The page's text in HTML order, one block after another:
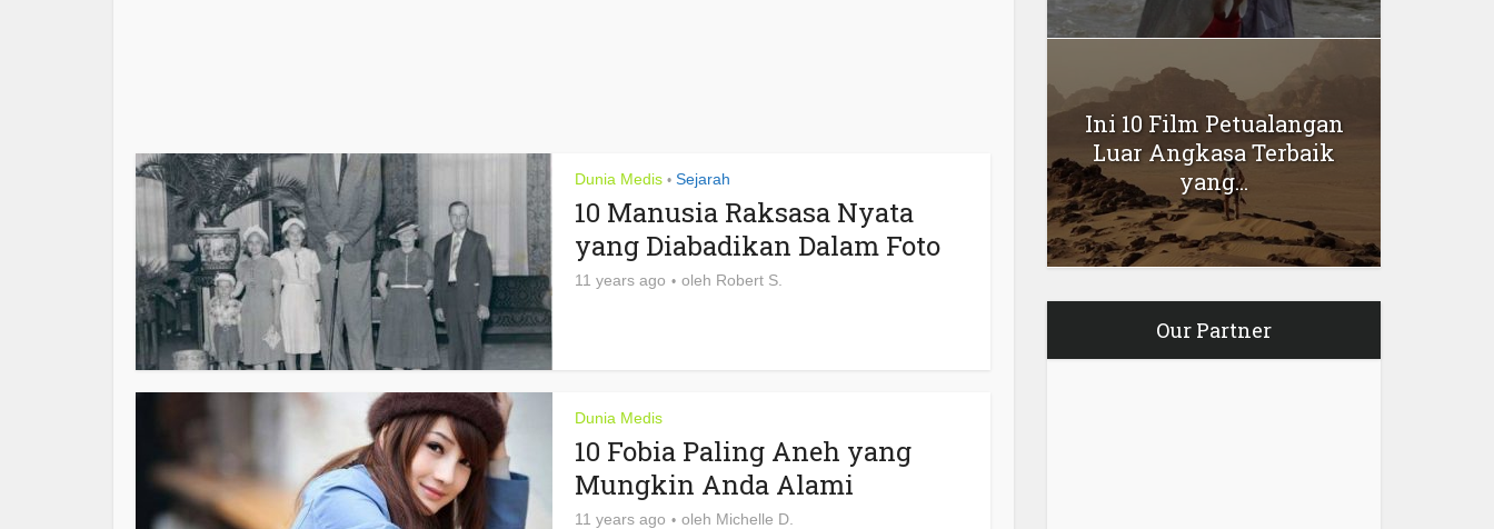
Dunia Medis • Sejarah
10 Manusia Raksasa Nyata
yang Diabadikan Dalam Foto
11 years ago oleh Robert S.
Dunia Medis
10 Fobia Paling Aneh yang
Mungkin Anda Alami
11 years ago oleh Michelle D.
Ini 10 Film Petualangan
Luar Angkasa Terbaik
yang...
Our Partner